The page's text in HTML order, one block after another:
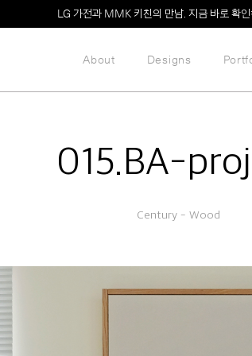
Welcome! 신규 회원가입 시 MMK Shop Coupon (
LG 가전과 MMK 키친의 만남. 지금 바로 확인
About Designs
015.BA-
Century - Wood